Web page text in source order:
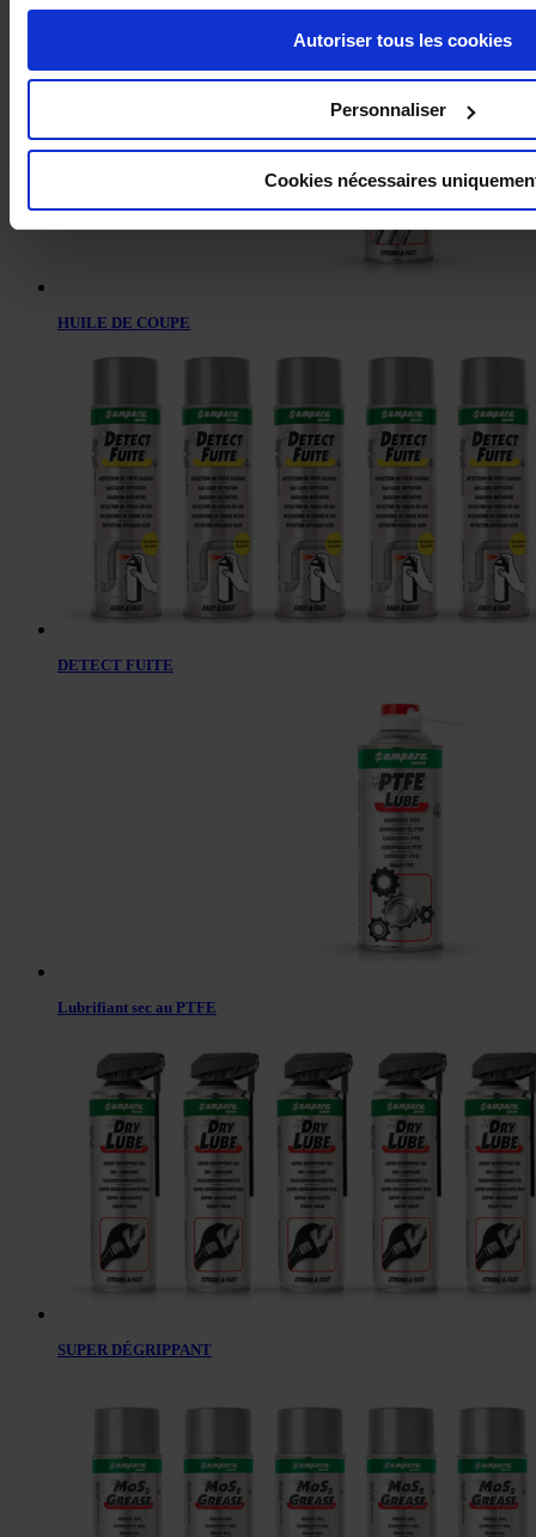
Autoriser tous les cookies
Personnaliser
Cookies nécessaires
HUILE DE COUPE
DETECT FUITE
Lubrifiant sec au PTFE
SUPER DÉGRIPPANT